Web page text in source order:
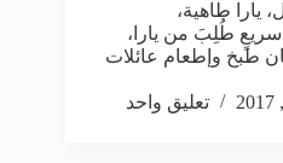
يارا طاهية،
طُلِبَ من يارا،
طبخ وإطعام عائلات
تعليق واحد